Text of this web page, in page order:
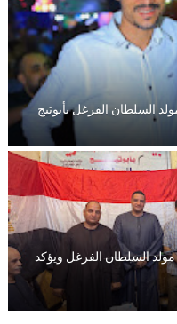
السلطان الفرغل بأبوتيج
مولد السلطان الفرغل ويؤكد